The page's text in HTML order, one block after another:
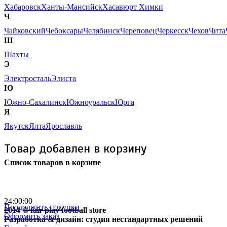
ХабаровскХанты-МансийскХасавюрт Химки
Ч
ЧайковскийЧебоксарыЧелябинскЧереповецЧеркесскЧеховЧита
Ш
Шахты
Э
ЭлектростальЭлиста
Ю
Южно-СахалинскЮжноуральскЮрга
Я
ЯкутскЯлтаЯрославль
Товар добавлен в корзину
Список товаров в корзине
Продолжить покупки
Оформить заказ
24:00:00
2014 © fair play football store
Разработка & дизайн: студия нестандартных решений